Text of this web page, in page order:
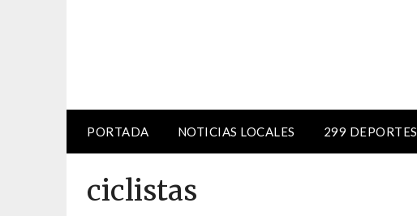
PORTADA NOTICIAS LOCALES 299 DEPORTES
ciclistas